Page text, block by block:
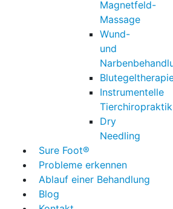
Magnetfeld-
Massage
Wund-
und
Instrumentelle
Tierchiropraktik
Dry
Needling
Sure Foot®
Probleme erkennen
Ablauf einer Behandlung
Blog